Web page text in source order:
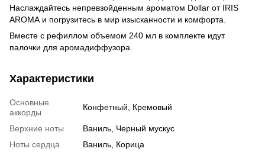
Наслаждайтесь непревзойденным ароматом Dollar от IRIS
AROMA и погрузитесь в мир изысканности и комфорта.
Вместе с рефиллом объемом 240 мл в комплекте идут
палочки для аромадиффузора.
Характеристики
Основные
аккорды
Конфетный, Кремовый
Верхние ноты
Ваниль, Черный мускус
Ноты сердца
Ваниль, Корица